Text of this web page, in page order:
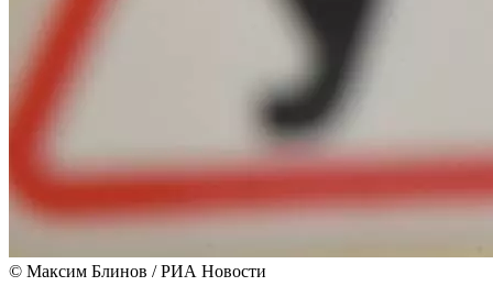
© Максим Блинов / РИА Новости